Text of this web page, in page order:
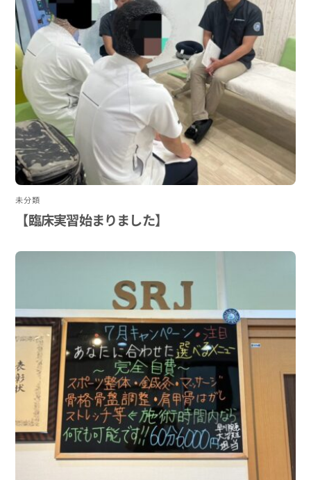
未分類
【臨床実習始まりました】